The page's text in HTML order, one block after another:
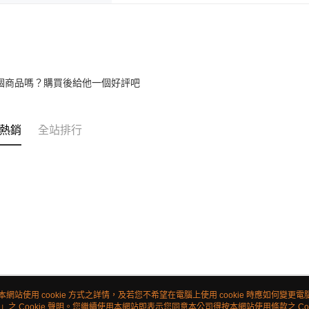
商品嗎？購買後給他一個好評吧
銷 全站排行
網站使用 cookie 方式之詳情，及若您不希望在電腦上使用 cookie 時應如何變更電
」之 Cookie 聲明。您繼續使用本網站即表示您同意本公司得按本網站使用條款之